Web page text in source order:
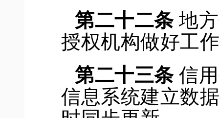
第二十二条地
授权机构做好工
第二十三条信用
信息系统建立数